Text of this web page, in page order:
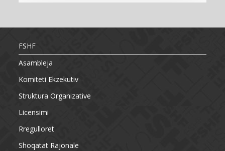
FSHF
Asambleja
Komiteti Ekzekutiv
Struktura Organizative
Licensimi
Rregulloret
Shoqatat Rajonale